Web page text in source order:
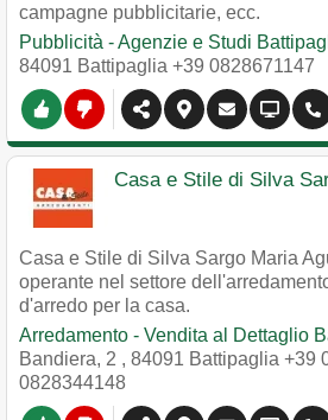
campagne pubblicitarie, ecc.
Pubblicità - Agenzie e Studi
84091 Battipaglia +39 0828671147
Casa e Stile di Silva
Casa e Stile di Silva Sargo Maria
operante nel settore
d'arredo per la casa.
Arredamento - Vendita al Dettaglio
Bandiera, 2 , 84091 Battipaglia +39
0828344148